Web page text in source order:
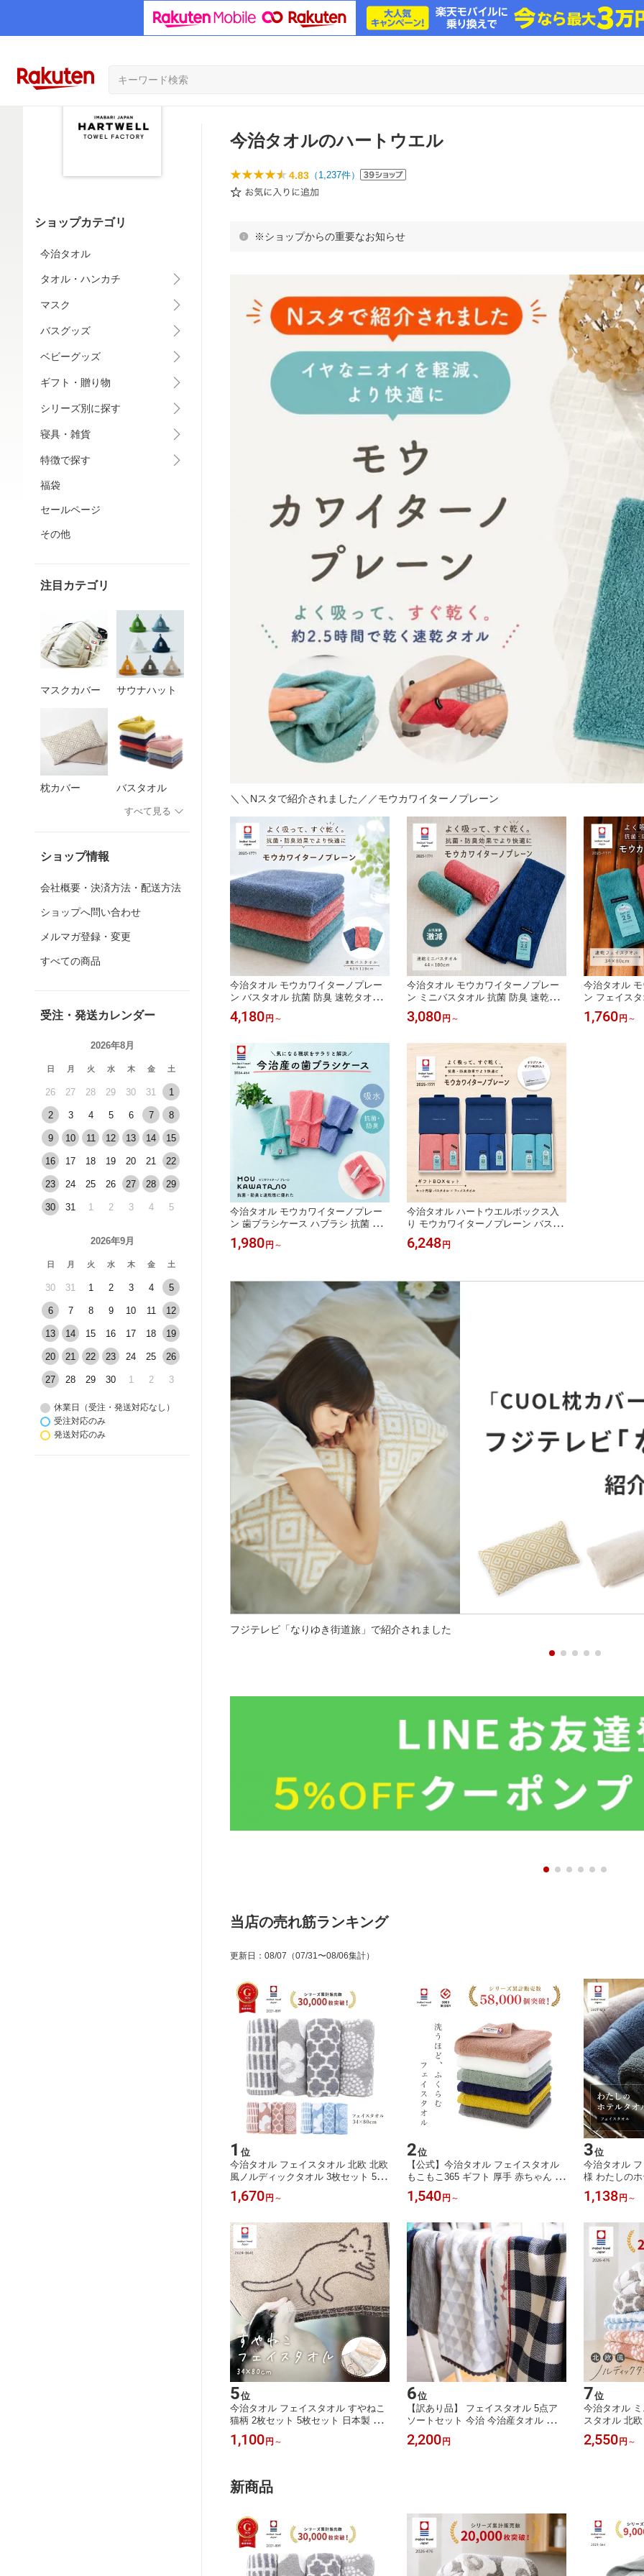
ショップカテゴリ
今治タオル
タオル・ハンカチ
マスク
バスグッズ
ベビーグッズ
ギフト・贈り物
シリーズ別に探す
寝具・雑貨
特徴で探す
福袋
セールページ
その他
注目カテゴリ
マスクカバー サウナハット
枕カバー バスタオル
すべて見る
ショップ情報
会社概要・決済方法・配送方法
ショップへ問い合わせ
メルマガ登録・変更
すべての商品
受注・発送カレンダー
2026年8月
日 月 火 水 木 金 土
26 27 28 29 30 31 1
2 3 4 5 6 7 8
9 10 11 12 13 14 15
16 17 18 19 20 21 22
23 24 25 26 27 28 29
30 31 1 2 3 4 5
2026年9月
日 月 火 水 木 金 土
30 31 1 2 3 4 5
6 7 8 9 10 11 12
13 14 15 16 17 18 19
20 21 22 23 24 25 26
27 28 29 30 1 2 3
休業日（受注・発送対応なし）
受注対応のみ
発送対応のみ
今治タオルのハートウエル
4.83 （ 1,237件）
※ショップからの重要なお知らせ
＼＼Nスタで紹介されました／／モウカワイターノプレーン
今治タオル モウカワイターノプレー
ン バスタオル 抗菌 防臭 速乾タオル
部屋干し ネイビー グリーン レッド
吸水 ギフト ハートウエル 内祝い 出
枚 セット
4,180円 ～
今治タオル モウカワイターノプレー
ン ミニバスタオル 抗菌 防臭 速乾タ
オル 部屋干し ネイビー グリーン レ
ッド 吸水 ギフト ハートウエル 内祝
枚 5枚 セット
3,080円 ～
今治タオル
ン フェイス
オル 部屋干
ッド 吸水 ギ
1,760円 ～
今治タオル モウカワイターノプレー
ン 歯ブラシケース ハブラシ 抗菌 防
臭 速乾 吸水 衛生 ネイビー グリーン
レッド ギフト 持ち運び 誕生日 プレ
かわいい ハート
1,980円 ～
今治タオル ハートウエルボックス入
り モウカワイターノプレーン バスタ
オル×フェイスタオル 抗菌 防臭 速乾
タオル 部屋干し ネイビー グリーン
6,248円
フジテレビ「なりゆき街道旅」で紹介されました
当店の売れ筋ランキング
更新日 ： 08/07 （07/31〜08/06集計）
1 位
今治タオル フェイスタオル 北欧 北欧
風ノルディックタオル 3枚セット 5枚
セット 日本製 タオル 綿100% 花柄 モ
ノトーン かわいい おしゃれ グレー
い 出産祝い 結婚祝い 香典祝い 敬老
の日
1,670 円 ～
2位
【公式】今治タオル フェイスタオル
もこもこ365 ギフト 厚手 赤ちゃん ふ
くらむ ボリューム やわらか 日本製
タオル 綿100% ハートウエル 内祝い
ホワイト ネイビー グレー グリーン
ブラウン
1,540 円 ～
3位
今治タオル
様 わたしの
高級 ボリュ
日本製 タオ
老の日 ホワ
1,138 円 ～
5位
今治タオル フェイスタオル すやねこ
猫柄 2枚セット 5枚セット 日本製 タ
オル 綿100% ブルー ベージュ ブラッ
ク かわいい おしゃれ ギフト プレゼ
1,100 円 ～
6位
【訳あり品】 フェイスタオル 5点ア
ソートセット 今治 今治産タオル 約30
-34cm×80-90cm おしゃれ かわいい
ハートウエル 冬ギフト お歳暮
2,200 円
7位
今治タオル
スタオル 北
オル 3枚セッ
オル 綿100%
2,550 円 ～
新商品